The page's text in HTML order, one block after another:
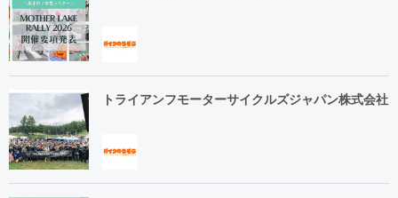
トライアンフモーターサイクルズジャパン株式会社